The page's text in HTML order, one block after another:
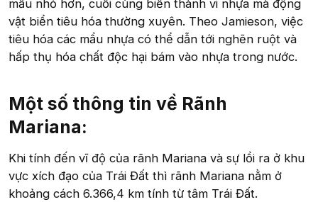
mẩu nhỏ hơn, cuối cùng biến thành vi nhựa mà động
vật biển tiêu hóa thường xuyên. Theo Jamieson, việc
tiêu hóa các mẩu nhựa có thể dẫn tới nghẽn ruột và
hấp thụ hóa chất độc hại bám vào nhựa trong nước.
Một số thông tin về Rãnh
Mariana:​
Khi tính đến vĩ độ của rãnh Mariana và sự lồi ra ở khu
vực xích đạo của Trái Đất thì rãnh Mariana nằm ở
khoảng cách 6.366,4 km tính từ tâm Trái Đất.